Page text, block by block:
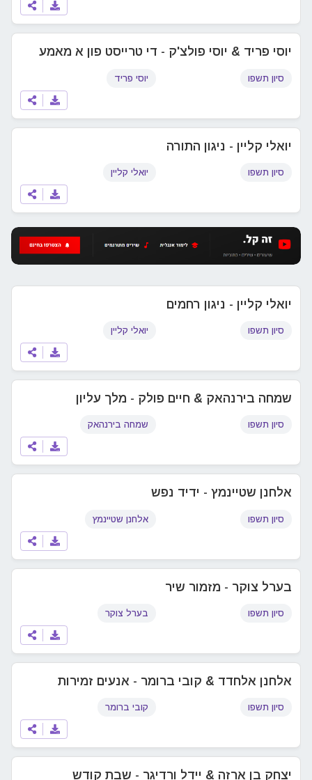
יוסי פריד & יוסי פולצ'ק - די טרייסט פון א מאמע
סיון תשפו יוסי פריד
יואלי קליין - ניגון התורה
סיון תשפו יואלי קליין
יואלי קליין - ניגון רחמים
סיון תשפו יואלי קליין
שמחה בירנהאק & חיים פולק - מלך עליון
סיון תשפו שמחה בירנהאק
אלחנן שטיינמץ - ידיד נפש
סיון תשפו אלחנן שטיינמץ
בערל צוקר - מזמור שיר
סיון תשפו בערל צוקר
אלחנן אלחדד & קובי ברומר - אנעים זמירות
סיון תשפו קובי ברומר
יצחק בן ארזה & יידל ורדיגר - שבת קודש